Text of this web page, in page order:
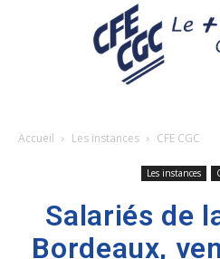
Accueil Les instances CFE CGC
Les instances
Salariés de
Bordeaux,